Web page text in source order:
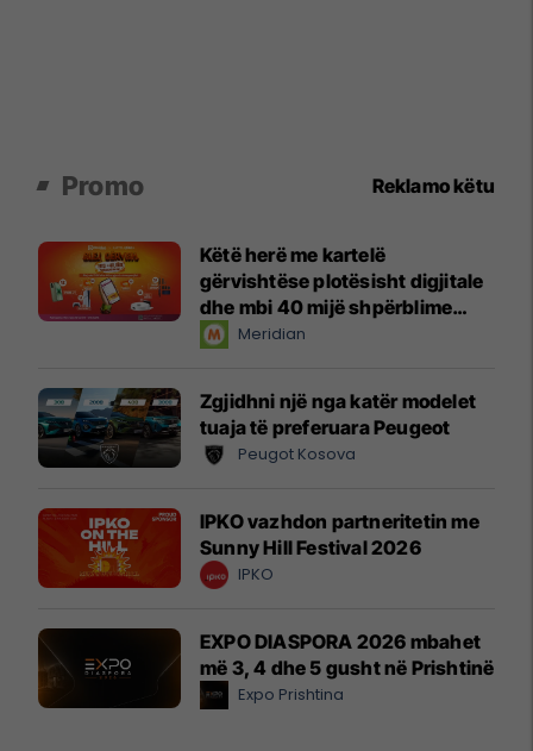
Promo Reklamo këtu
Këtë herë me kartelë
gërvishtëse plotësisht digjitale
dhe mbi 40 mijë shpërblime
instant!Meridian
Zgjidhni një nga katër modelet
tuaja të preferuara Peugeot
Peugot Kosova
IPKO vazhdon partneritetin me
Sunny Hill Festival 2026
IPKO
EXPO DIASPORA 2026 mbahet
më 3, 4 dhe 5 gusht në Prishtinë
Expo Prishtina